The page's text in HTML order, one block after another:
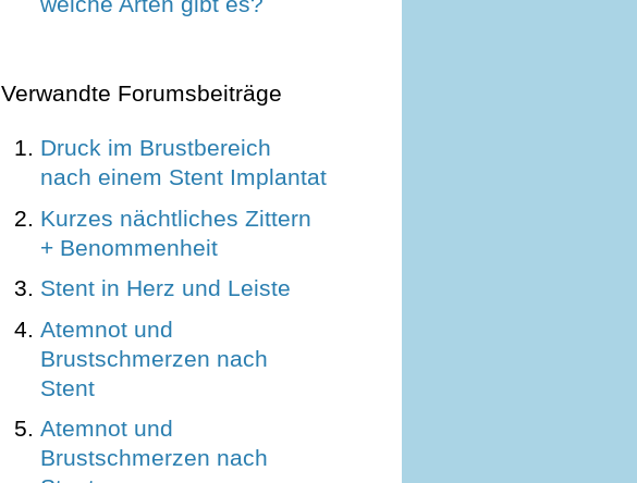
Verwandte Forumsbeiträge
Druck im Brustbereich
nach einem Stent Implantat
Kurzes nächtliches Zittern
+ Benommenheit
Stent in Herz und Leiste
Atemnot und
Brustschmerzen nach
Stent
Atemnot und
Brustschmerzen nach